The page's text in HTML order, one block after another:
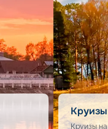
Круизы